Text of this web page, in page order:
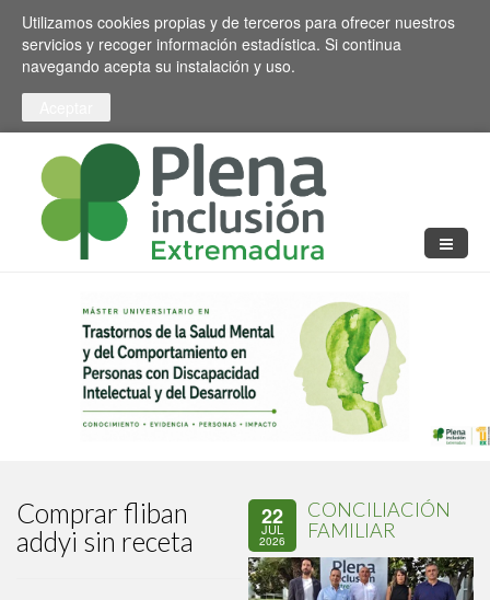
Pasar al contenido principal
Toggle high contrast
Utilizamos cookies propias y de terceros para ofrecer nuestros
servicios y recoger información estadística. Si continua
navegando acepta su instalación y uso.
Comprar fliban
addyi sin receta
22
JUL
2026
CONCILIACIÓN
FAMILIAR